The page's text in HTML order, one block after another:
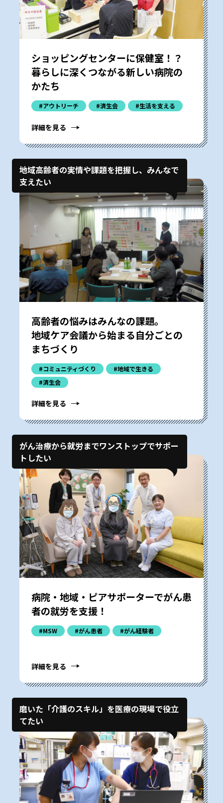
ショッピングセンターに保健室！？
暮らしに深くつながる新しい病院の
かたち
#アウトリーチ #済生会 #生活を支える
詳細を見る
地域高齢者の実情や課題を把握し、みんなで
支えたい
高齢者の悩みはみんなの課題。
地域ケア会議から始まる自分ごとの
まちづくり
#コミュニティづくり
#地域で生きる
#済生会
詳細を見る
がん治療から就労までワンストップでサポー
トしたい
病院・地域・ピアサポーターでがん患
者の就労を支援！
#MSW #がん患者 #がん経験者
詳細を見る
磨いた「介護のスキル」を医療の現場で役立
てたい